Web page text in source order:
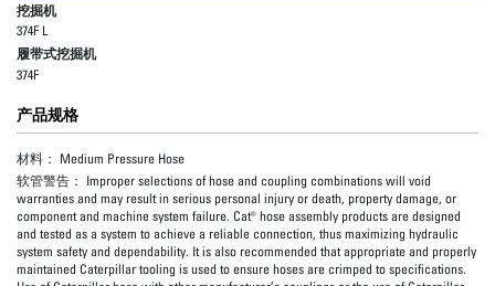
挖掘机
374F L
履带式挖掘机
374F
产品规格
材料： Medium Pressure Hose
软管警告： Improper selections of hose and coupling combinations will void
warranties and may result in serious personal injury or death, property damage, or
component and machine system failure. Cat® hose assembly products are designed
and tested as a system to achieve a reliable connection, thus maximizing hydraulic
system safety and dependability. It is also recommended that appropriate and properly
maintained Caterpillar tooling is used to ensure hoses are crimped to specifications.